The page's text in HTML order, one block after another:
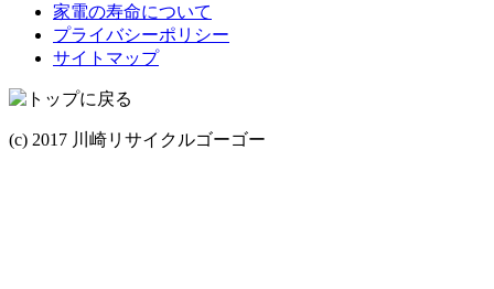
家電の寿命について
プライバシーポリシー
サイトマップ
(c) 2017 川崎リサイクルゴーゴー